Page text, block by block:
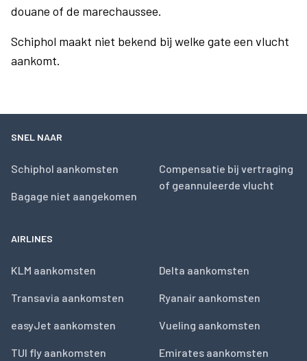
douane of de marechaussee.
Schiphol maakt niet bekend bij welke gate een vlucht
aankomt.
SNEL NAAR
Schiphol aankomsten
Bagage niet aangekomen
Compensatie bij vertraging
of geannuleerde vlucht
AIRLINES
KLM aankomsten
Transavia aankomsten
easyJet aankomsten
TUI fly aankomsten
Delta aankomsten
Ryanair aankomsten
Vueling aankomsten
Emirates aankomsten